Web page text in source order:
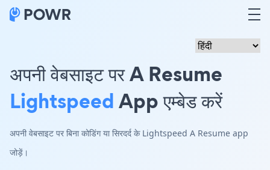
अपनी वेबसाइट पर A Resume
LightspeedApp एम्बेड करें
अपनी वेबसाइट पर बिना कोडिंग या सिरदर्द के Lightspeed A Resume app
जोड़ें।